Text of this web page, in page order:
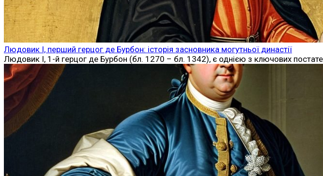
Людовик I, перший герцог де Бурбон: історія засновника могутньої династії
Людовик I, 1-й герцог де Бурбон (бл. 1270 – бл. 1342), є однією з ключових